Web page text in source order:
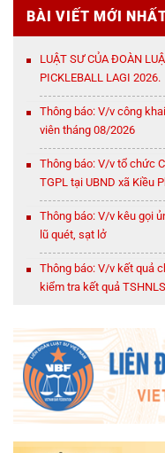
BÀI VIẾT MỚI
LUẬT SƯ CỦA ĐOÀN
PICKLEBALL LAGI 2026.
Thông báo: V/v công
viên tháng 08/2026
Thông báo: V/v tổ chức
TGPL tại UBND xã Kiều
Thông báo: V/v kêu gọi
lũ quét, sạt lở
Thông báo: V/v kết quả
kiểm tra kết quả